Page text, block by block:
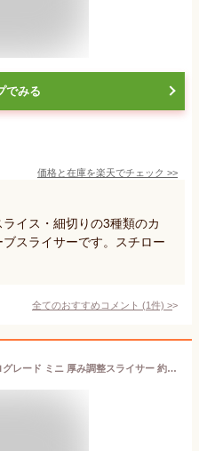
でみる
価格と在庫を楽天でチェック >>
イス・細切りの3種類のカ
スライサーです。スチロー
全てのおすすめコメント (1件) >
◎【送料無料・普通郵便】プログレード ミニ 厚み調整スライサー 約縦20.5×幅5.5×高さ2.5cm PG-630_SI